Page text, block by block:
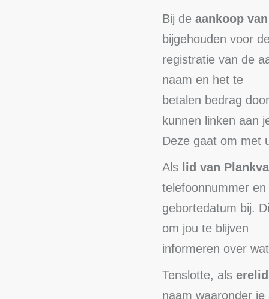
Bij de aankoop
bijgehouden voor
registratie van de
naam en het te
betalen bedrag
kunnen linken aan
Deze gaat om met
Als lid van
telefoonnummer en
gebortedatum bij.
om jou te blijven
informeren over
Tenslotte, als
naam waaronder je